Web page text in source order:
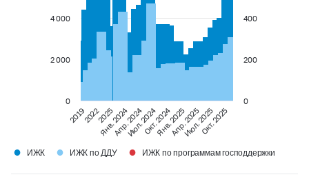
2019 2025Апр. 2024Окт. 2024Апр. 2025Окт. 2025
2022Янв. 2024Июл. 2024Янв. 2025Июл. 2025
0
2 000
4 000
0
200
400
● ИЖК ● ИЖК по ДДУ ● ИЖК по программам господдержки